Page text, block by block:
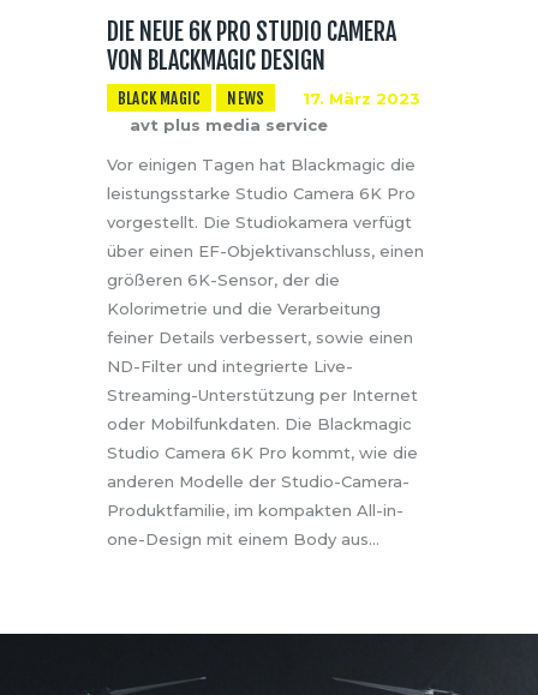
DIE NEUE 6K PRO STUDIO CAMERA
VON BLACKMAGIC DESIGN
BLACK MAGIC NEWS
17. März 2023
avt plus media service
Vor einigen Tagen hat Blackmagic die
leistungsstarke Studio Camera 6K Pro
vorgestellt. Die Studiokamera verfügt
über einen EF-Objektivanschluss, einen
größeren 6K-Sensor, der die
Kolorimetrie und die Verarbeitung
feiner Details verbessert, sowie einen
ND-Filter und integrierte Live-
Streaming-Unterstützung per Internet
oder Mobilfunkdaten. Die Blackmagic
Studio Camera 6K Pro kommt, wie die
anderen Modelle der Studio-Camera-
Produktfamilie, im kompakten All-in-
one-Design mit einem Body aus…